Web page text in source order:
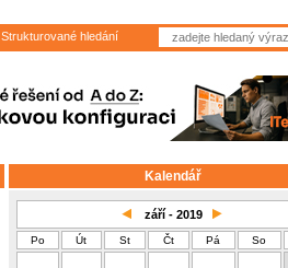
Strukturované hledání
Kalendář
září - 2019
Po Út St Čt Pá So